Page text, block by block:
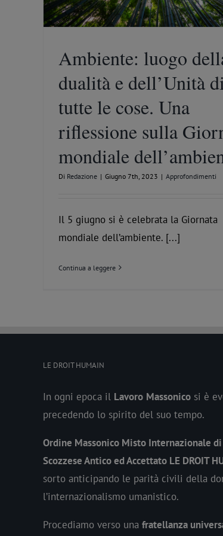
Ambiente: luogo
dualità e dell’Unità
tutte le cose. Una
riflessione sulla
mondiale
Di Redazione | Giugno 7th, 2023 | Approfondimenti
Il 5 giugno si è celebrata la Giornata
mondiale dell’ambiente. [...]
Continua a leggere
LE DROIT HUMAIN
In ogni epoca il Lavoro Massonico si è
precedendo lo spirito del suo tempo.
Ordine Massonico Misto Internazionale
Scozzese Antico ed Accettato LE DROIT
sorto anticipando le parità civili della
l’internazionalismo umanistico.
Procediamo verso una fratellanza